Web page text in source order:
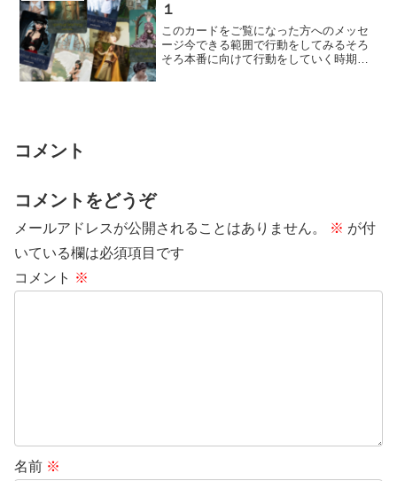
１
このカードをご覧になった方へのメッセ
ージ今できる範囲で行動をしてみるそろ
そろ本番に向けて行動をしていく時期で
コメント
コメントをどうぞ
メールアドレスが公開されることはありません。 ※ が付
いている欄は必須項目です
コメント ※
名前 ※